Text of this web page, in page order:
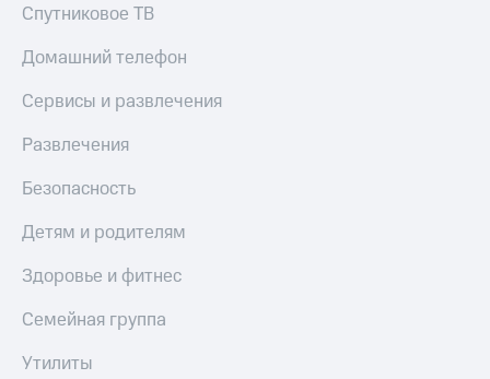
Спутниковое ТВ
Домашний телефон
Сервисы и развлечения
Развлечения
Безопасность
Детям и родителям
Здоровье и фитнес
Семейная группа
Утилиты